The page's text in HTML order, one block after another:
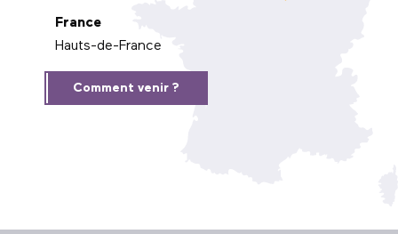
France
Hauts-de-France
Comment venir ?